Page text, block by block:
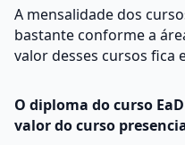
A mensalidade dos
bastante conforme a
valor desses cursos fica
O diploma do curso
valor do curso